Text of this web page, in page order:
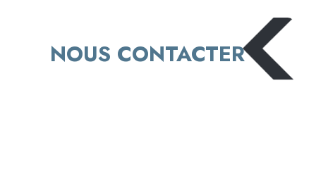
NOUS CONTACTER